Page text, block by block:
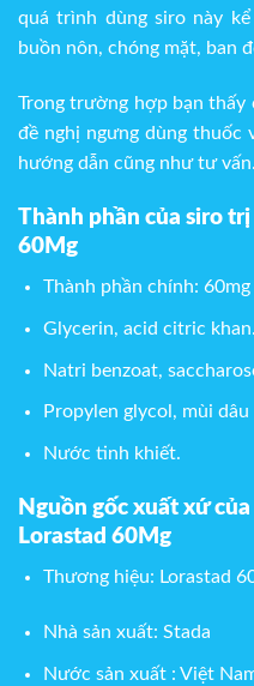
quá trình dùng siro này
buồn nôn, chóng mặt, ban
Trong trường hợp bạn
đề nghị ngưng dùng thuốc
hướng dẫn cũng như tư vấn.
Thành phần của siro
60Mg
Thành phần chính:
Glycerin, acid citric khan.
Natri benzoat,
Propylen glycol, mùi
Nước tinh khiết.
Nguồn gốc xuất xứ
Lorastad 60Mg
Thương hiệu: Lorastad
Nhà sản xuất: Stada
Nước sản xuất : Việt